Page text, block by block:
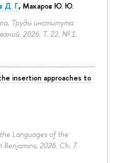
Д. Г., Макаров Ю. Ю.
Труды института
2026. Т. 22. № 1.
insertion approaches to
Languages of the
Benjamins, 2026. Ch. 7.